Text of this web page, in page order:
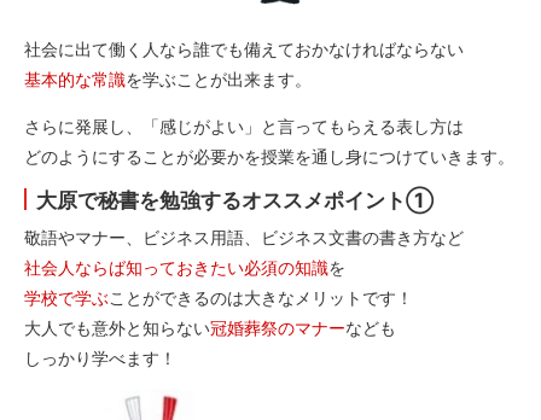
社会に出て働く人なら誰でも備えておかなければならない
基本的な常識を学ぶことが出来ます。
さらに発展し、「感じがよい」と言ってもらえる表し方は
どのようにすることが必要かを授業を通し身につけていきます。
大原で秘書を勉強するオススメポイント①
敬語やマナー、ビジネス用語、ビジネス文書の書き方など
社会人ならば知っておきたい必須の知識を
学校で学ぶことができるのは大きなメリットです！
大人でも意外と知らない冠婚葬祭のマナーなども
しっかり学べます！